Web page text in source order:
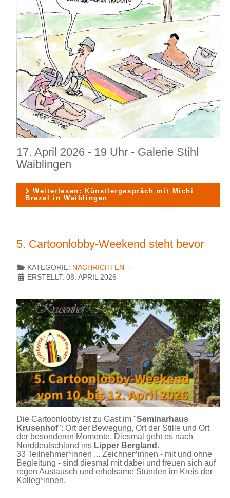
17. April 2026 - 19 Uhr - Galerie Stihl
Waiblingen
Weiterlesen: Künstlergespräch mit Michi
Brezel in Waiblingen
5. Cartoonlobby-Weekend steht bevor
KATEGORIE: NACHRICHTEN
ERSTELLT: 08. APRIL 2026
Die Cartoonlobby ist zu Gast im "Seminarhaus
Krusenhof": Ort der Bewegung, Ort der Stille und Ort
der besonderen Momente. Diesmal geht es nach
Norddeutschland ins Lipper Bergland.
33 Teilnehmer*innen ... Zeichner*innen - mit und ohne
Begleitung - sind diesmal mit dabei und freuen sich auf
regen Austausch und erholsame Stunden im Kreis der
Kolleg*innen.